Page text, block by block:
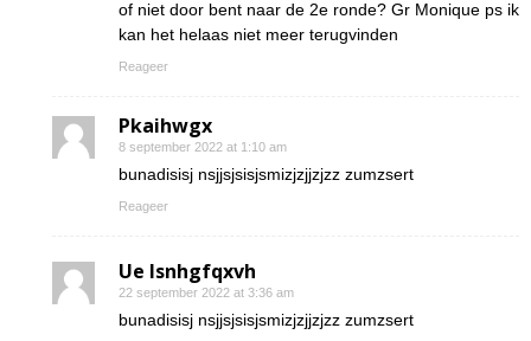
of niet door bent naar de 2e ronde? Gr Monique ps ik
kan het helaas niet meer terugvinden
Reageer
Pkaihwgx
8 september 2022 at 1:10 am
bunadisisj nsjjsjsisjsmizjzjjzjzz zumzsert
Reageer
Ue lsnhgfqxvh
22 september 2022 at 3:36 am
bunadisisj nsjjsjsisjsmizjzjjzjzz zumzsert